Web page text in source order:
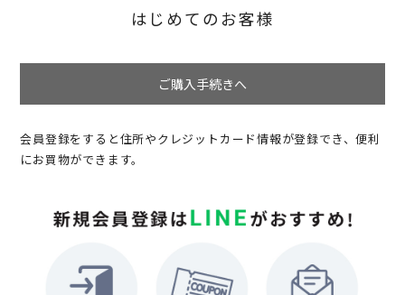
はじめてのお客様
ご購入手続きへ
会員登録をすると住所やクレジットカード情報が登録でき、便利
にお買物ができます。